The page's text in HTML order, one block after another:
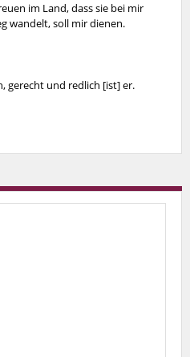
im Land, dass sie bei mir
wandelt, soll mir dienen.
gerecht und redlich [ist] er.